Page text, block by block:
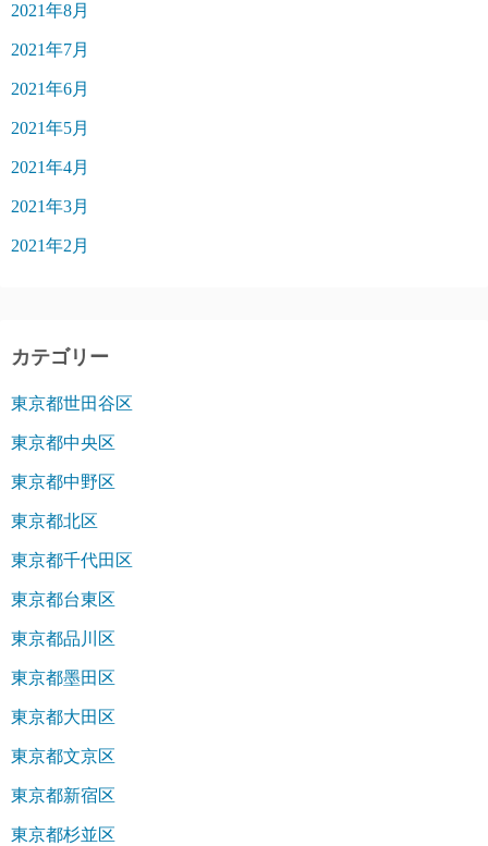
2021年8月
2021年7月
2021年6月
2021年5月
2021年4月
2021年3月
2021年2月
カテゴリー
東京都世田谷区
東京都中央区
東京都中野区
東京都北区
東京都千代田区
東京都台東区
東京都品川区
東京都墨田区
東京都大田区
東京都文京区
東京都新宿区
東京都杉並区